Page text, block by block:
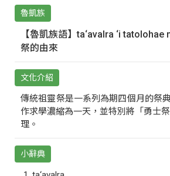
魯凱族
【魯凱族語】ta‘avalra ‘i tatolohae
祭的由來
文化介紹
傳統祖靈祭是一系列為期四個月的祭
作求學濃縮為一天，並特別將「勇士
理。
小辭典